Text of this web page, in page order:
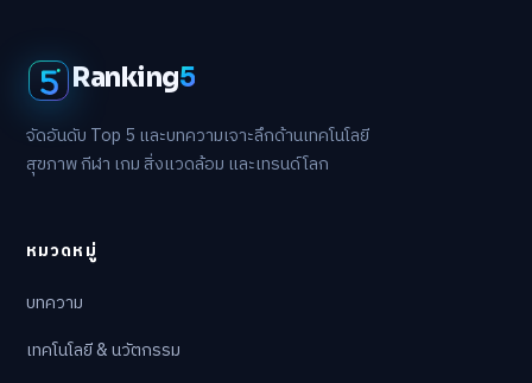
Ranking5
จัดอันดับ Top 5 และบทความเจาะลึกด้านเทคโนโลยี
สุขภาพ กีฬา เกม สิ่งแวดล้อม และเทรนด์โลก
หมวดหมู่
บทความ
เทคโนโลยี & นวัตกรรม